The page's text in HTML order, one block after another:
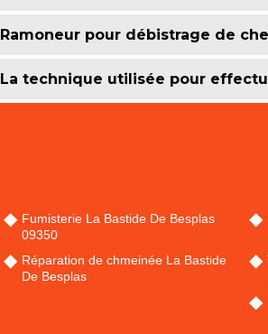
Ramoneur pour débistrage de
La technique utilisée pour
Fumisterie La Bastide De Besplas
09350
Réparation de chmeinée La Bastide
De Besplas